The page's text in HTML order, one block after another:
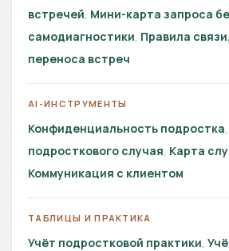
встречей Мини-карта запроса
самодиагностики Правила
переноса встреч
AI-ИНСТРУМЕНТЫ
Конфиденциальность подростка
подросткового случая Карта
Коммуникация с клиентом
ТАБЛИЦЫ И ПРАКТИКА
Учёт подростковой практики